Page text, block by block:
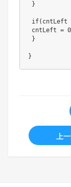
}
if(cntLeft
cntLeft = 0;
}
}
上